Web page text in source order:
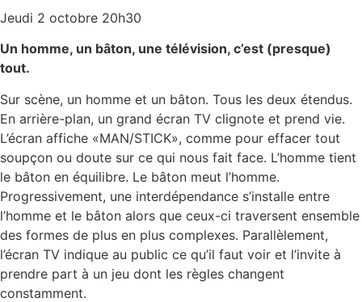
Jeudi 2 octobre 20h30
Un homme, un bâton, une télévision, c’est (presque)
tout.
Sur scène, un homme et un bâton. Tous les deux étendus.
En arrière-plan, un grand écran TV clignote et prend vie.
L’écran affiche «MAN/STICK», comme pour effacer tout
soupçon ou doute sur ce qui nous fait face. L’homme tient
le bâton en équilibre. Le bâton meut l’homme.
Progressivement, une interdépendance s’installe entre
l’homme et le bâton alors que ceux-ci traversent ensemble
des formes de plus en plus complexes. Parallèlement,
l’écran TV indique au public ce qu’il faut voir et l’invite à
prendre part à un jeu dont les règles changent
constamment.